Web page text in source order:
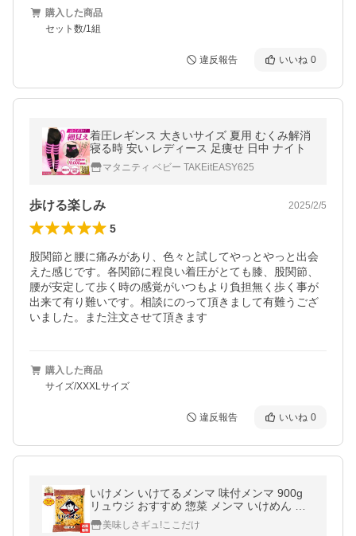
購入した商品
セット数/1組
違反報告 いいね 0
着圧レギンス 大きいサイズ 夏用 むくみ解消
寝る時 安い レディース 足痩せ 日中 ナイト
マタニティ ベビー TAKEitEASY625
歩ける楽しみ 2025/2/5
5
股関節と腰に痛みがあり、色々と試してやっとやっと出会
えた感じです。各関節に程良い着圧がとても膝、股関節、
腰が安定して歩く時の感覚がいつもより負担無く歩く事が
出来て有り難いです。相談にのって頂きまして有難うござ
いました。また注文させて頂きます
購入した商品
サイズ/XXXLサイズ
違反報告 いいね 0
いけメン いけてるメンマ 味付メンマ 900g
リュウジ おすすめ 惣菜 メンマ いけめん イ
ケメン つまみ めんま 大容量 太堀 ポイント
消化 爆買 「いけメンマ」 JC
美味しさギュ!ここだけ